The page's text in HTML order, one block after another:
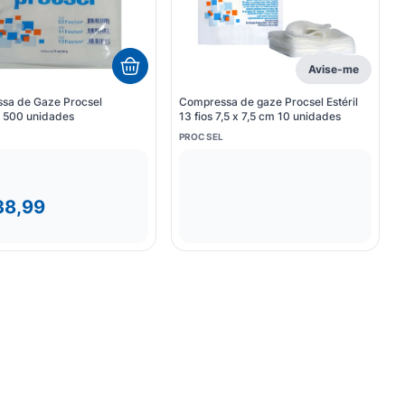
de Gaze Procsel
500 unidades
Avise-me
Compressa de gaze Procsel Estéril
13 fios 7,5 x 7,5 cm 10 unidades
PROCSEL